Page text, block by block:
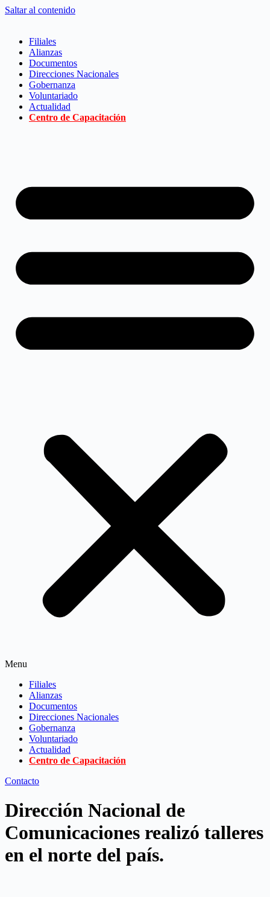
Saltar al contenido
Filiales
Alianzas
Documentos
Direcciones Nacionales
Gobernanza
Voluntariado
Actualidad
Centro de Capacitación
Menu
Filiales
Alianzas
Documentos
Direcciones Nacionales
Gobernanza
Voluntariado
Actualidad
Centro de Capacitación
Contacto
Dirección Nacional de
Comunicaciones realizó talleres
en el norte del país.